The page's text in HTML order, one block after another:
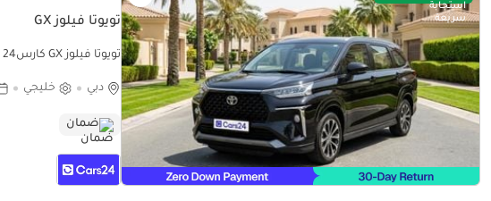
تويوتا فيلوز GX
دبي
خليجي
ضمان